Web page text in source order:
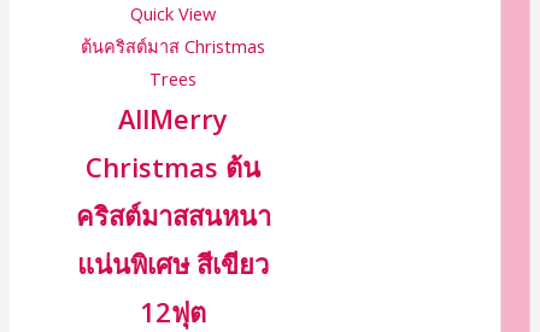
Quick View
ต้นคริสต์มาส Christmas
Trees
AllMerry
Christmas ต้น
คริสต์มาสสนหนา
แน่นพิเศษ สีเขียว
12ฟุต